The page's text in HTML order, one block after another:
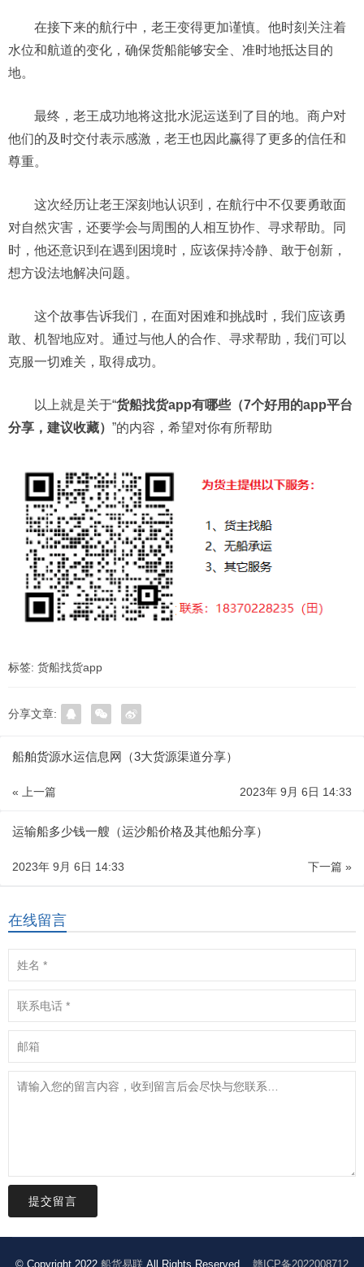
在接下来的航行中，老王变得更加谨慎。他时刻关注着
水位和航道的变化，确保货船能够安全、准时地抵达目的
地。
最终，老王成功地将这批水泥运送到了目的地。商户对
他们的及时交付表示感激，老王也因此赢得了更多的信任和
尊重。
这次经历让老王深刻地认识到，在航行中不仅要勇敢面
对自然灾害，还要学会与周围的人相互协作、寻求帮助。同
时，他还意识到在遇到困境时，应该保持冷静、敢于创新，
想方设法地解决问题。
这个故事告诉我们，在面对困难和挑战时，我们应该勇
敢、机智地应对。通过与他人的合作、寻求帮助，我们可以
克服一切难关，取得成功。
以上就是关于“货船找货app有哪些（7个好用的app平台
分享，建议收藏） ”的内容，希望对你有所帮助
标签: 货船找货app
分享文章:
船舶货源水运信息网（3大货源渠道分享）
« 上一篇 2023年 9月 6日 14:33
运输船多少钱一艘（运沙船价格及其他船分享）
下一篇 »
2023年 9月 6日 14:33
在线留言
提交留言
© Copyright 2022 船货易联 All Rights Reserved. 赣ICP备2022008712